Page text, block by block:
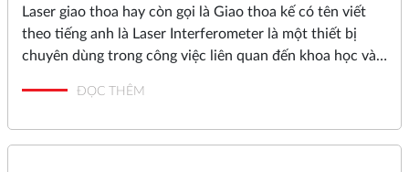
Laser giao thoa hay còn gọi là Giao thoa kế có tên viết
theo tiếng anh là Laser Interferometer là một thiết bị
chuyên dùng trong công việc liên quan đến khoa học và
những năm 1800 và thường hoạt động bằng cách kết
mô hình giao thoa do hệ thống giao thoa tạo ra thường
ĐỌC THÊM